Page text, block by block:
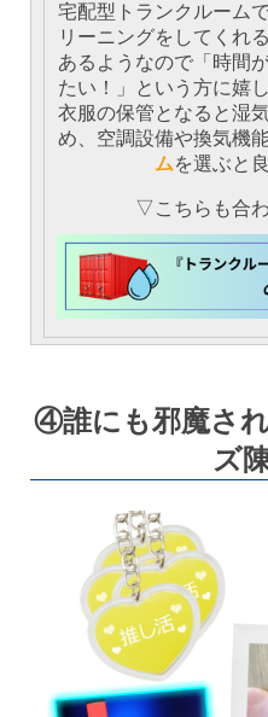
宅配型トランクルーム
リーニングをしてくれ
あるようなので「時間
たい！」という方に嬉
衣服の保管となると湿
め、空調設備や換気機
ムを選ぶと
▽こちらも合
④誰にも邪魔さ
ズ